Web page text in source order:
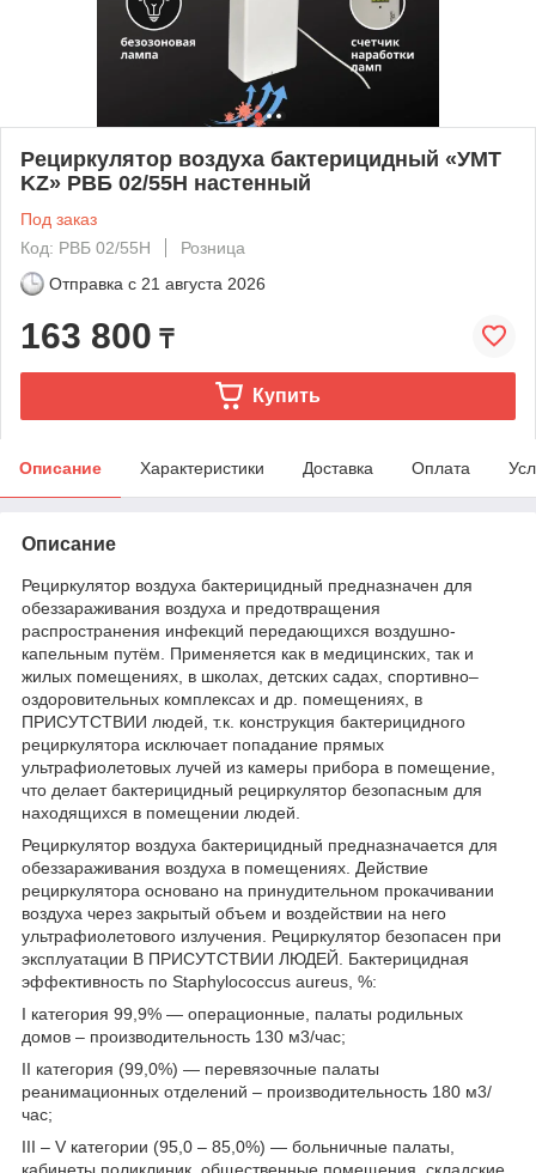
Рециркулятор воздуха бактерицидный «УМТ
KZ» РВБ 02/55Н настенный
Под заказ
Код: РВБ 02/55Н
Розница
Отправка с 21 августа 2026
163 800 ₸
Купить
Описание Характеристики Доставка Оплата
Описание
Рециркулятор воздуха бактерицидный предназначен для
обеззараживания воздуха и предотвращения
распространения инфекций передающихся воздушно-
капельным путём. Применяется как в медицинских, так и
жилых помещениях, в школах, детских садах, спортивно–
оздоровительных комплексах и др. помещениях, в
ПРИСУТСТВИИ людей, т.к. конструкция бактерицидного
рециркулятора исключает попадание прямых
ультрафиолетовых лучей из камеры прибора в помещение,
что делает бактерицидный рециркулятор безопасным для
находящихся в помещении людей.
Рециркулятор воздуха бактерицидный предназначается для
обеззараживания воздуха в помещениях. Действие
рециркулятора основано на принудительном прокачивании
воздуха через закрытый объем и воздействии на него
ультрафиолетового излучения. Рециркулятор безопасен при
эксплуатации В ПРИСУТСТВИИ ЛЮДЕЙ. Бактерицидная
эффективность по Staphylococcus aureus, %:
I категория 99,9% — операционные, палаты родильных
домов – производительность 130 м3/час;
II категория (99,0%) — перевязочные палаты
реанимационных отделений – производительность 180 м3/
час;
III – V категории (95,0 – 85,0%) — больничные палаты,
кабинеты поликлиник, общественные помещения, складские